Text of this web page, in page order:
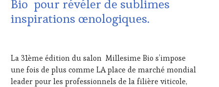
WINE
TOURISM
FAME,
,
WINETASTINGVOUCHER.COM
CLÉS
DU
VIN
HAUTE
GASTRONOMIE
FRANÇAISE,
Bio pour révéler de sublimes
inspirations œnologiques.
2024
La 31ème édition du salon Millesime Bio s’impose
une fois de plus comme LA place de marché mondial
leader pour les professionnels de la filière viticole,